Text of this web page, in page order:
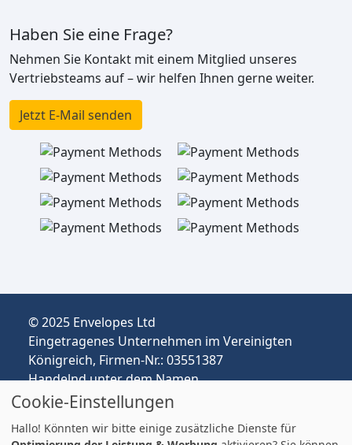
Haben Sie eine Frage?
Nehmen Sie Kontakt mit einem Mitglied unseres
Vertriebsteams auf – wir helfen Ihnen gerne weiter.
Jetzt E-Mail senden
© 2025 Envelopes Ltd
Eingetragenes Unternehmen im Vereinigten
Königreich, Firmen-Nr.: 03551387
Handelnd unter dem Namen
envelopespackaging.de | Versand vom
Vereinigten Königreich nach Deutschland
Preise in EUR | Zölle & MwSt. können anfallen.
Cookie-Einstellungen
Hallo! Könnten wir bitte einige zusätzliche Dienste für